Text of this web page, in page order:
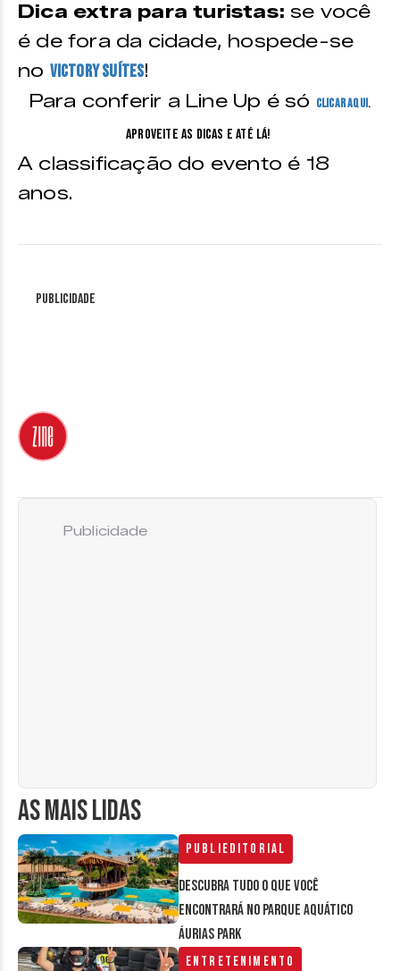
Dica extra para turistas: se você
é de fora da cidade, hospede-se
no Victory Suítes!
Para conferir a Line Up é só clicar aqui.
Aproveite as dicas e até lá!
A classificação do evento é 18
anos.
Publicidade
AS MAIS LIDAS
Publieditorial
Descubra tudo o que você
encontrará no parque aquático
Áurias Park
Entretenimento
Publicidade